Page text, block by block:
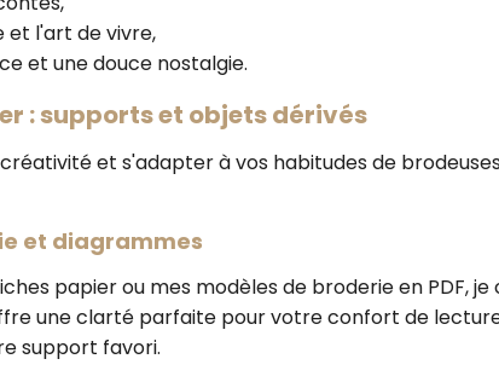
et l'art de vivre,
et une douce nostalgie.
: supports et objets dérivés
et s'adapter à vos habitudes de
et diagrammes
papier ou mes modèles de broderie en PDF,
une clarté parfaite pour votre confort de
support favori.